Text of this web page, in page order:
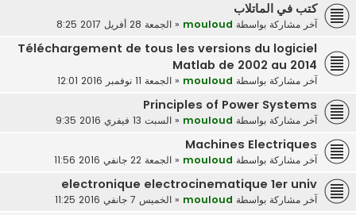
كتب في الماتلاب
آخر مشاركة بواسطة mouloud
« الجمعة 28 أفريل 2017 8:25
Téléchargement de tous les versions du logiciel
Matlab de 2002 au 2014
آخر مشاركة بواسطة mouloud
« الجمعة 11 نوفمبر 2016 12:01
Principles of Power Systems
آخر مشاركة بواسطة mouloud
« السبت 13 فيفري 2016 9:35
Machines Electriques
آخر مشاركة بواسطة mouloud
« الجمعة 22 جانفي 2016 11:56
electronique electrocinematique 1er univ
آخر مشاركة بواسطة mouloud
« الخميس 7 جانفي 2016 11:25